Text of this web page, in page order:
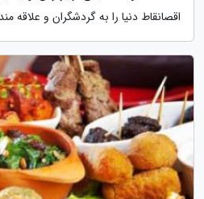
اقصانقاط دنیا را به گردشگران و علاقه